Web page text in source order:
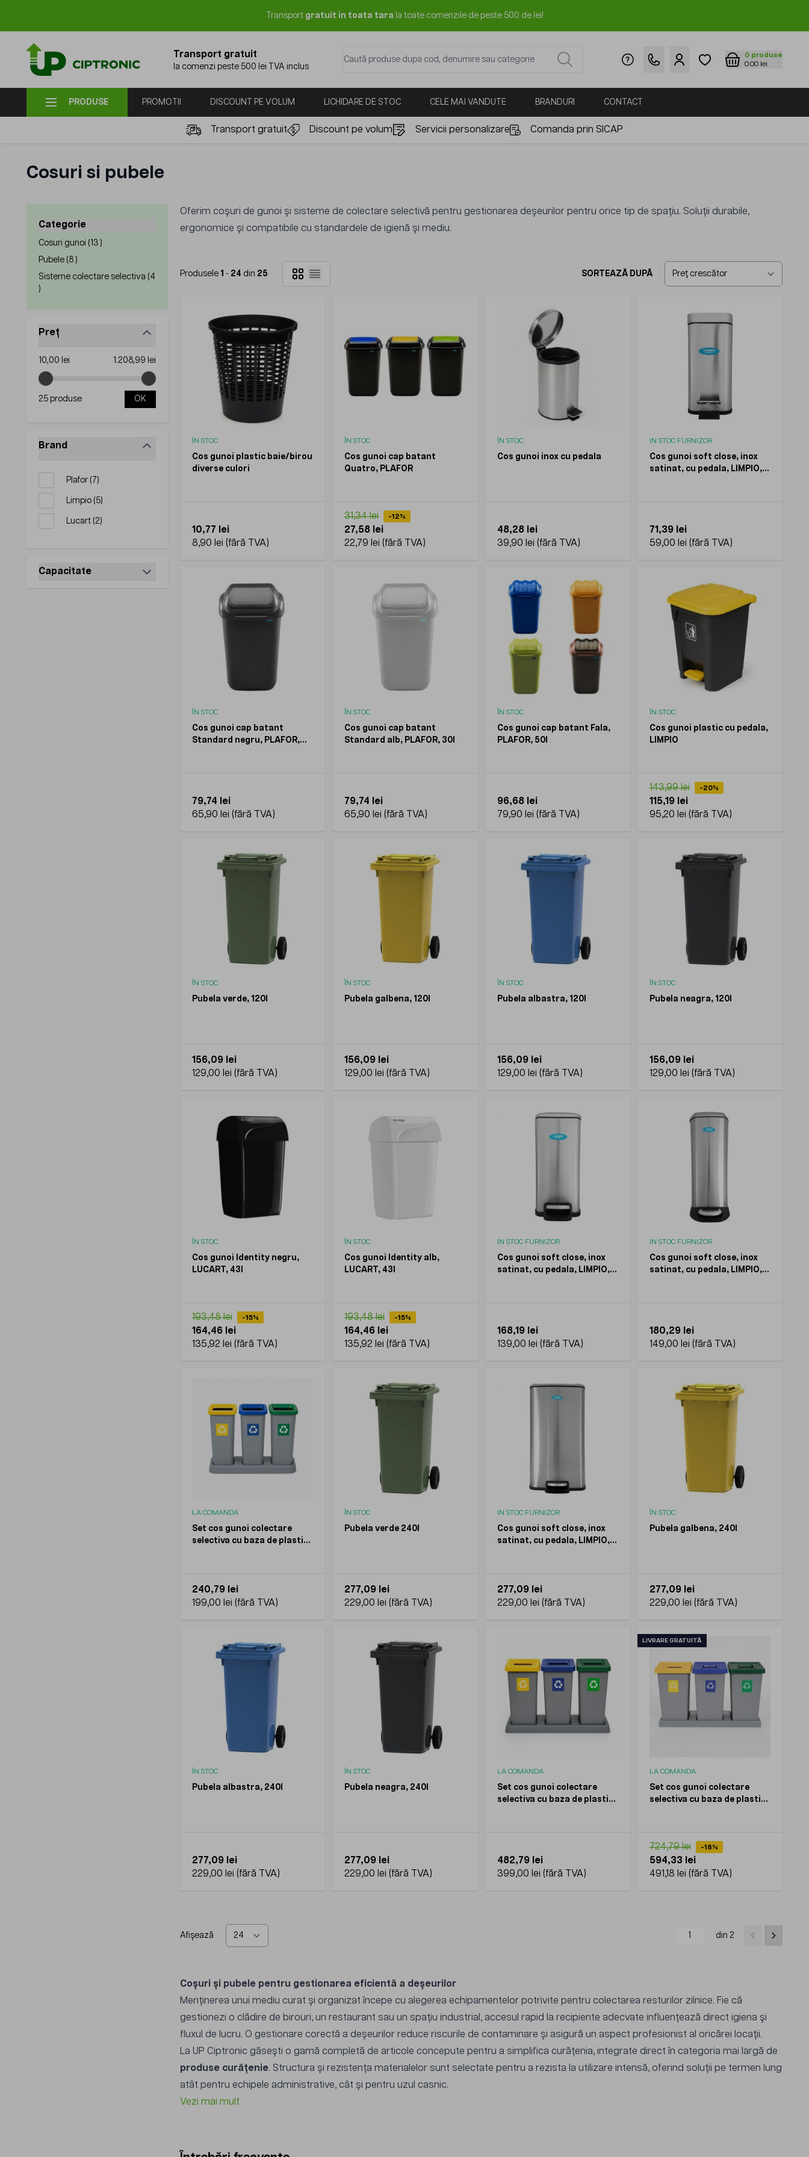
Transport gratuit in toata tara la toate comenzile de peste 500 de lei!
Transport gratuit
la comenzi peste 500 lei TVA inclus
0 produse
0.00 lei
PRODUSE PROMOTII DISCOUNT PE VOLUM LICHIDARE DE STOC CELE MAI VANDUTE BRANDURI CONTACT
Transport gratuit Discount pe volum Servicii personalizare Comanda prin SICAP
Cosuri si pubele
Categorie
filter
Cosuri gunoi (13 products available
)
Pubele (8 products available
)
Sisteme colectare selectiva (4
products available
)
Preț
Minimum value
10,00 lei Maximum value
1.208,99 lei
25 produse OK
Brand
Plafor ( 7products available
)
Limpio (5products available
)
Lucart (2products available
)
Capacitate
Oferim coșuri de gunoi și sisteme de colectare selectivă pentru gestionarea deșeurilor pentru orice tip de spațiu. Soluții durabile,
ergonomice și compatibile cu standardele de igienă și mediu.
Produsele 1 - 24 din 25
Grilă
Listă
SORTEAZĂ DUPĂ
ÎN STOC
Cos gunoi plastic baie/birou
diverse culori
10,77 lei
8,90 lei
ÎN STOC
Cos gunoi cap batant
Quatro, PLAFOR
31,34 lei -12%
27,58 lei
22,79 lei
ÎN STOC
Cos gunoi inox cu pedala
48,28 lei
39,90 lei
IN STOC FURNIZOR
Cos gunoi soft close, inox
satinat, cu pedala, LIMPIO,
71,39 lei
59,00 lei
ÎN STOC
Cos gunoi cap batant
Standard negru, PLAFOR,
79,74 lei
65,90 lei
ÎN STOC
Cos gunoi cap batant
Standard alb, PLAFOR, 30l
79,74 lei
65,90 lei
ÎN STOC
Cos gunoi cap batant Fala,
PLAFOR, 50l
96,68 lei
79,90 lei
ÎN STOC
Cos gunoi plastic cu pedala,
LIMPIO
143,99 lei -20%
115,19 lei
95,20 lei
ÎN STOC
Pubela verde, 120l
156,09 lei
129,00 lei
ÎN STOC
Pubela galbena, 120l
156,09 lei
129,00 lei
ÎN STOC
Pubela albastra, 120l
156,09 lei
129,00 lei
ÎN STOC
Pubela neagra, 120l
156,09 lei
129,00 lei
ÎN STOC
Cos gunoi Identity negru,
LUCART, 43l
193,48 lei -15%
164,46 lei
135,92 lei
ÎN STOC
Cos gunoi Identity alb,
LUCART, 43l
193,48 lei -15%
164,46 lei
135,92 lei
IN STOC FURNIZOR
Cos gunoi soft close, inox
satinat, cu pedala, LIMPIO,
168,19 lei
139,00 lei
IN STOC FURNIZOR
Cos gunoi soft close, inox
satinat, cu pedala, LIMPIO,
180,29 lei
149,00 lei
LA COMANDA
Set cos gunoi colectare
selectiva cu baza de plastic,
240,79 lei
199,00 lei
ÎN STOC
Pubela verde 240l
277,09 lei
229,00 lei
IN STOC FURNIZOR
Cos gunoi soft close, inox
satinat, cu pedala, LIMPIO,
277,09 lei
229,00 lei
ÎN STOC
Pubela galbena, 240l
277,09 lei
229,00 lei
ÎN STOC
Pubela albastra, 240l
277,09 lei
229,00 lei
ÎN STOC
Pubela neagra, 240l
277,09 lei
229,00 lei
LA COMANDA
Set cos gunoi colectare
selectiva cu baza de plastic,
482,79 lei
399,00 lei
LIVRARE GRATUITĂ
LA COMANDA
Set cos gunoi colectare
selectiva cu baza de plastic,
724,79 lei -18%
594,33 lei
491,18 lei
Afișează din 2
Coșuri și pubele pentru gestionarea eficientă a deșeurilor
Menținerea unui mediu curat și organizat începe cu alegerea echipamentelor potrivite pentru colectarea resturilor zilnice. Fie că
gestionezi o clădire de birouri, un restaurant sau un spațiu industrial, accesul rapid la recipiente adecvate influențează direct igiena și
fluxul de lucru. O gestionare corectă a deșeurilor reduce riscurile de contaminare și asigură un aspect profesionist al oricărei locații.
La UP Ciptronic găsești o gamă completă de articole concepute pentru a simplifica curățenia, integrate direct în categoria mai largă de
produse curățenie. Structura și rezistența materialelor sunt selectate pentru a rezista la utilizare intensă, oferind soluții pe termen lung
atât pentru echipele administrative, cât și pentru uzul casnic.
Vezi mai mult